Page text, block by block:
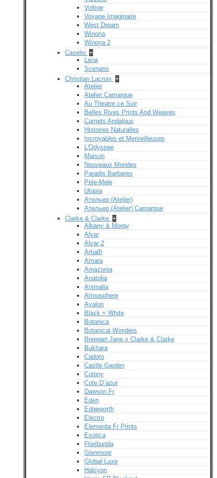
Voltige
Voyage Imaginaire
West Dream
Winona
Winona 2
Caselio +
Lena
Scenario
Christian Lacroix +
Atelier
Atelier Camargue
Au Theatre ce Soir
Belles Rives Prints And Weaves
Carnets Andalous
Histoires Naturalles
Incroyables et Merveilleuses
L'Odyssee
Maison
Nouveaux Mondes
Paradis Barbares
Pele-Mele
Utopia
Ательер (Atelier)
Ательер (Atelier) Camargue
Clarke & Clarke +
Albany & Moray
Alvar
Alvar 2
Amalfi
Amara
Amazonia
Anatolia
Animalia
Atmosphere
Avalon
Black + White
Botanica
Botanical Wonders
Breegan Jane x Clarke & Clarke
Bukhara
Cadoro
Castle Garden
Colony
Cote D`azur
Dawson Fr
Eden
Edgeworth
Electro
Elementa Fr Prints
Exotica
Floribunda
Glenmore
Global Luxe
Halcyon